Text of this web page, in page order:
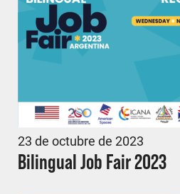
23 de octubre de 2023
Bilingual Job Fair 2023